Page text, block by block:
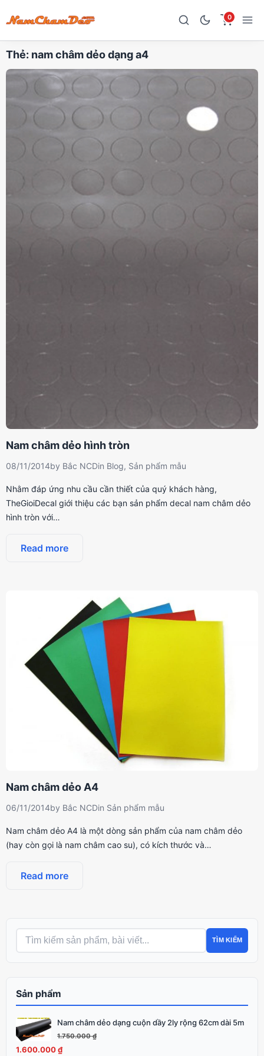
0
Thẻ: nam châm dẻo dạng a4
Nam châm dẻo hình tròn
08/11/2014by Bắc NCDin Blog, Sản phẩm mẫu
Nhằm đáp ứng nhu cầu cần thiết của quý khách hàng,
TheGioiDecal giới thiệu các bạn sản phẩm decal nam châm dẻo
hình tròn với…
Read more
Nam châm dẻo A4
06/11/2014by Bắc NCDin Sản phẩm mẫu
Nam châm dẻo A4 là một dòng sản phẩm của nam châm dẻo
(hay còn gọi là nam châm cao su), có kích thước và…
Read more
TÌM KIẾM
Sản phẩm
Nam châm dẻo dạng cuộn dầy 2ly rộng 62cm dài 5m
1.750.000₫
Giá
gốc
là:
1.600.000₫
Giá
hiện
tại